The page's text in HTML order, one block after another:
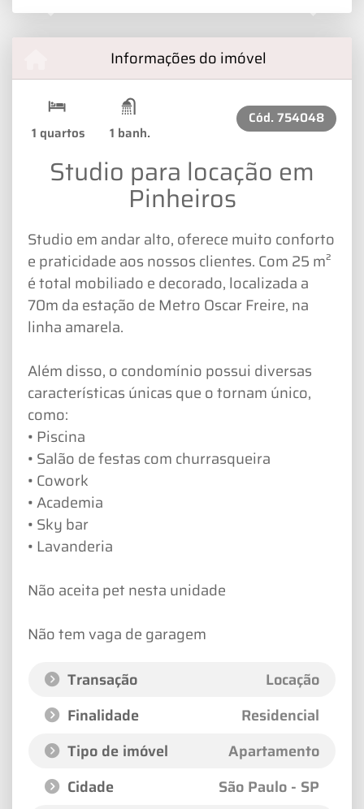
Previous Next
Informações do imóvel
1 quartos 1 banh.
Cód. 754048
Studio para locação em
Pinheiros
Studio em andar alto, oferece muito conforto
e praticidade aos nossos clientes. Com 25 m²
é total mobiliado e decorado, localizada a
70m da estação de Metro Oscar Freire, na
linha amarela.
Além disso, o condomínio possui diversas
características únicas que o tornam único,
como:
• Piscina
• Salão de festas com churrasqueira
• Cowork
• Academia
• Sky bar
• Lavanderia
Não aceita pet nesta unidade
Não tem vaga de garagem
Transação
Locação
Finalidade
Residencial
Tipo de imóvel
Apartamento
Cidade
São Paulo - SP